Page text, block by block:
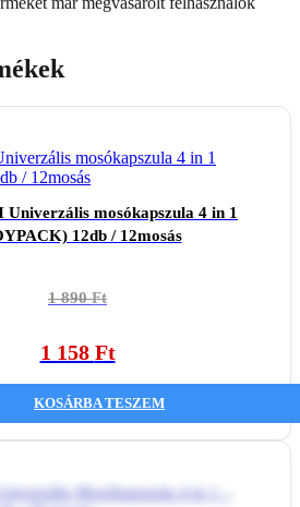
Univerzális mosókapszula 4 in 1
12db / 12mosás
1 890Ft
Original
1
890 Ft.
1 158 Ft
Current
1
158 Ft.
KOSÁRBA TESZEM